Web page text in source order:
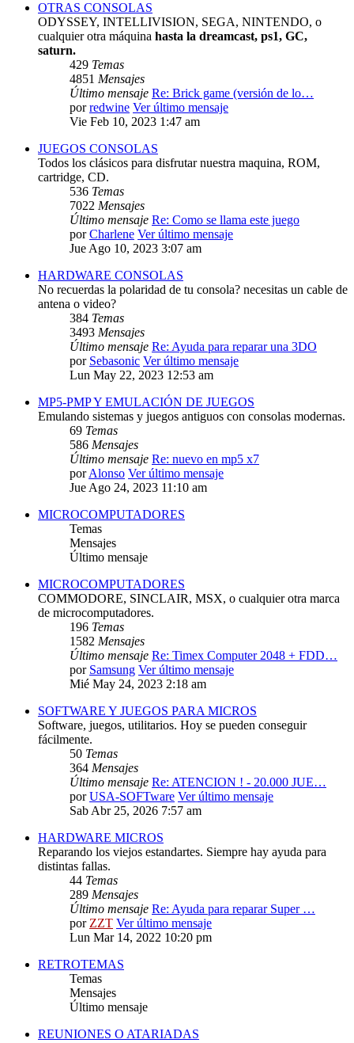
OTRAS CONSOLAS
ODYSSEY, INTELLIVISION, SEGA, NINTENDO, o
cualquier otra máquina hasta la dreamcast, ps1, GC,
saturn.
429 Temas
4851 Mensajes
Último mensaje Re: Brick game (versión de lo…
porredwine Ver último mensaje
Vie Feb 10, 2023 1:47 am
JUEGOS CONSOLAS
Todos los clásicos para disfrutar nuestra maquina, ROM,
cartridge, CD.
536 Temas
7022 Mensajes
Último mensaje Re: Como se llama este juego
porCharlene Ver último mensaje
Jue Ago 10, 2023 3:07 am
HARDWARE CONSOLAS
No recuerdas la polaridad de tu consola? necesitas un cable de
antena o video?
384 Temas
3493 Mensajes
Último mensaje Re: Ayuda para reparar una 3DO
por Sebasonic Ver último mensaje
Lun May 22, 2023 12:53 am
MP5-PMP Y EMULACIÓN DE JUEGOS
Emulando sistemas y juegos antiguos con consolas modernas.
69 Temas
586 Mensajes
Último mensaje Re: nuevo en mp5 x7
porAlonso Ver último mensaje
Jue Ago 24, 2023 11:10 am
MICROCOMPUTADORES
Temas
Mensajes
Último mensaje
MICROCOMPUTADORES
COMMODORE, SINCLAIR, MSX, o cualquier otra marca
de microcomputadores.
196 Temas
1582 Mensajes
Último mensaje Re: Timex Computer 2048 + FDD…
por Samsung Ver último mensaje
Mié May 24, 2023 2:18 am
SOFTWARE Y JUEGOS PARA MICROS
Software, juegos, utilitarios. Hoy se pueden conseguir
fácilmente.
50 Temas
364 Mensajes
Último mensaje Re: ATENCION ! - 20.000 JUE…
porUSA-SOFTware Ver último mensaje
Sab Abr 25, 2026 7:57 am
HARDWARE MICROS
Reparando los viejos estandartes. Siempre hay ayuda para
distintas fallas.
44 Temas
289 Mensajes
Último mensaje Re: Ayuda para reparar Super …
porZZT Ver último mensaje
Lun Mar 14, 2022 10:20 pm
RETROTEMAS
Temas
Mensajes
Último mensaje
REUNIONES O ATARIADAS